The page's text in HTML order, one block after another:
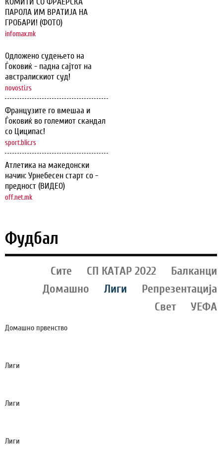
ПАРОЛА ИМ ВРАТИЈА НА
ГРОБАРИ! (ФОТО)
infomax.mk
Одложено судењето на
Ѓоковиќ - падна сајтот на
австралискиот суд!
novosti.rs
Французите го вмешаа и
Ѓоковиќ во големиот скандал
со Циципас!
sport.blic.rs
Атлетика на македонски
начин: Урнебесен старт со -
предност (ВИДЕО)
off.net.mk
Фудбал
Сите СП КАТАР 2022
Балканци
Домашно
Лиги
Репрезентација
Свет
УЕФА
Домашно првенство
Лиги
Лиги
Лиги